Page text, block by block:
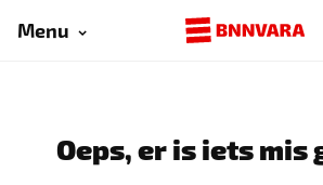
Menu
Oeps, er is iets mis